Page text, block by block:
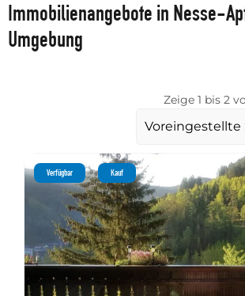
Immobilienangebote in Nesse-
Umgebung
Zeige 1 bis 2
Verfügbar Kauf